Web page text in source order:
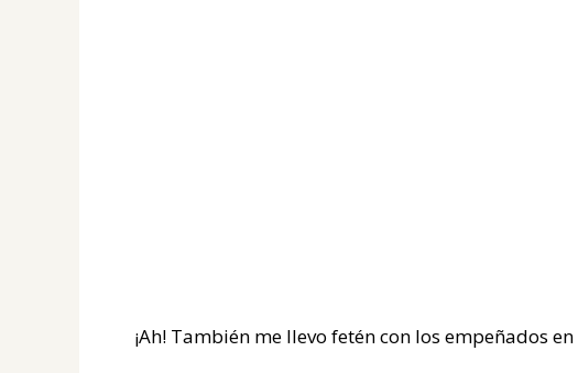
¡Ah! También me llevo fetén con los empeñados en